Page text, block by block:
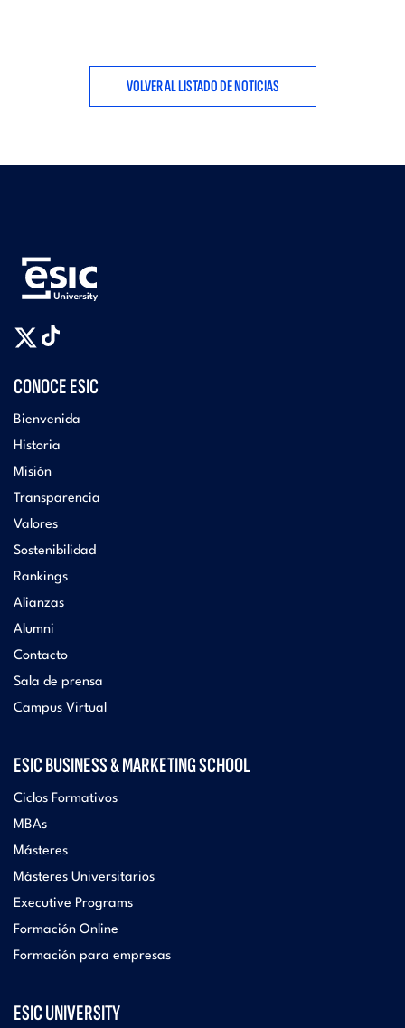
VOLVER AL LISTADO DE NOTICIAS
CONOCE ESIC
Bienvenida
Historia
Misión
Transparencia
Valores
Sostenibilidad
Rankings
Alianzas
Alumni
Contacto
Sala de prensa
Campus Virtual
ESIC BUSINESS & MARKETING SCHOOL
Ciclos Formativos
MBAs
Másteres
Másteres Universitarios
Executive Programs
Formación Online
Formación para empresas
ESIC UNIVERSITY